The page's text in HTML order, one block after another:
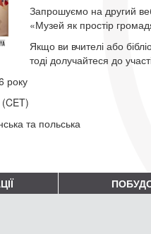
Запрошуємо на другий
«Музей як простір
Якщо ви вчителі або
тоді долучайтеся до
року
та польська